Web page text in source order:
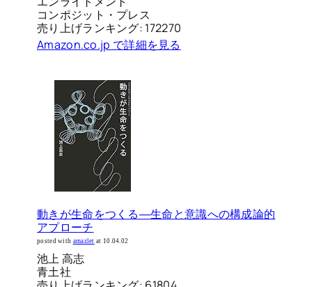
コンポジット・プレス
売り上げランキング: 172270
Amazon.co.jp で詳細を見る
動きが生命をつくる―生命と意識への構成論的
アプローチ
posted with amazlet at 10.04.02
池上 高志
青土社